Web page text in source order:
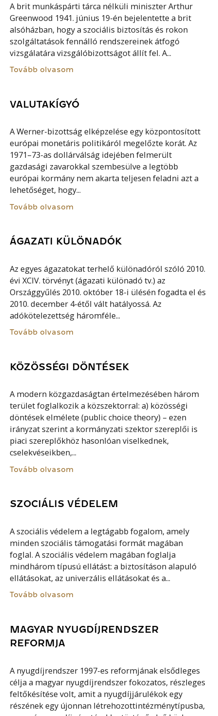
A brit munkáspárti tárca nélküli miniszter Arthur
Greenwood 1941. június 19-én bejelentette a brit
alsóházban, hogy a szociális biztosítás és rokon
szolgáltatások fennálló rendszereinek átfogó
vizsgálatára vizsgálóbizottságot állít fel. A...
Tovább olvasom
VALUTAKÍGYÓ
A Werner-bizottság elképzelése egy központosított
európai monetáris politikáról megelőzte korát. Az
1971–73-as dollárválság idejében felmerült
gazdasági zavarokkal szembesülve a legtöbb
európai kormány nem akarta teljesen feladni azt a
lehetőséget, hogy...
Tovább olvasom
ÁGAZATI KÜLÖNADÓK
Az egyes ágazatokat terhelő különadóról szóló 2010.
évi XCIV. törvényt (ágazati különadó tv.) az
Országgyűlés 2010. október 18-i ülésén fogadta el és
2010. december 4-étől vált hatályossá. Az
adókötelezettség háromféle...
Tovább olvasom
KÖZÖSSÉGI DÖNTÉSEK
A modern közgazdaságtan értelmezésében három
terület foglalkozik a közszektorral: a) közösségi
döntések elmélete (public choice theory) – ezen
irányzat szerint a kormányzati szektor szereplői is
piaci szereplőkhöz hasonlóan viselkednek,
cselekvéseikben,...
Tovább olvasom
SZOCIÁLIS VÉDELEM
A szociális védelem a legtágabb fogalom, amely
minden szociális támogatási formát magában
foglal. A szociális védelem magában foglalja
mindhárom típusú ellátást: a biztosításon alapuló
ellátásokat, az univerzális ellátásokat és a...
Tovább olvasom
MAGYAR NYUGDÍJRENDSZER
REFORMJA
A nyugdíjrendszer 1997-es reformjának elsődleges
célja a magyar nyugdíjrendszer fokozatos, részleges
feltőkésítése volt, amit a nyugdíjjárulékok egy
részének egy újonnan létrehozottintézménytípusba,